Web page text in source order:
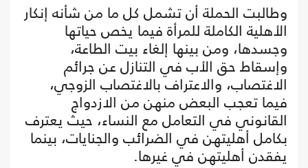
وطالبت الحملة أن تشمل كل ما من شأنه إنكار
الأهلية الكاملة للمرأة فيما يخص حياتها
وجسدها، ومن بينها إلغاء بيت الطاعة،
وإسقاط حق الأب في التنازل عن جرائم
الاغتصاب، والاعتراف بالاغتصاب الزوجي،
فيما تعجب البعض منهن من الازدواج
القانوني في التعامل مع النساء، حيث يعترف
بكامل أهليتهن في الضرائب والجنايات، بينما
يفقدن أهليتهن في غيرها.